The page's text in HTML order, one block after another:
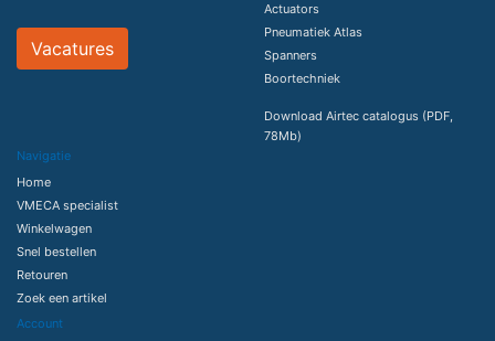
Vacatures
Actuators
Pneumatiek Atlas
Spanners
Boortechniek
Download Airtec catalogus (PDF,
78Mb)
Navigatie
Home
VMECA specialist
Winkelwagen
Snel bestellen
Retouren
Zoek een artikel
Account